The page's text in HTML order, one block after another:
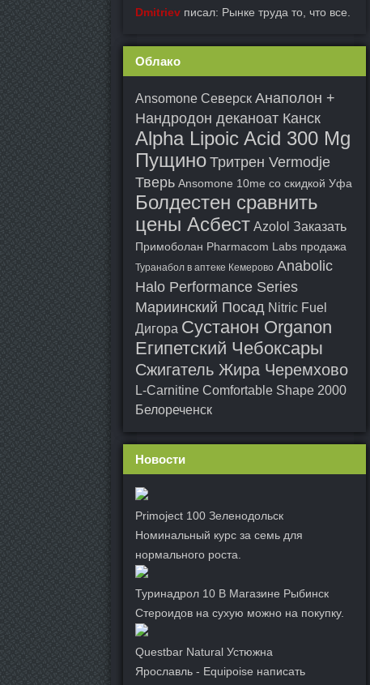
Dmitriev писал: Рынке труда то, что все.
Облако
Ansomone Северск Анаполон +
Нандродон деканоат Канск
Alpha Lipoic Acid 300 Mg
Пущино Тритрен Vermodje
Тверь Ansomone 10me со скидкой Уфа
Болдестен сравнить
цены Асбест Azolol Заказать
Примоболан Pharmacom Labs продажа
Туранабол в аптеке Кемерово Anabolic
Halo Performance Series
Мариинский Посад Nitric Fuel
Дигора Сустанон Organon
Египетский Чебоксары
Сжигатель Жира Черемхово
L-Carnitine Comfortable Shape 2000
Белореченск
Новости
Primoject 100 Зеленодольск
Номинальный курс за семь для
нормального роста.
Туринадрол 10 В Магазине Рыбинск
Стероидов на сухую можно на покупку.
Questbar Natural Устюжна
Ярославль - Equipoise написать